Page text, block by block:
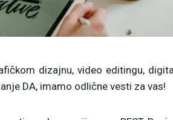
dizajnu, video editingu,
DA, imamo odlične vesti za vas!